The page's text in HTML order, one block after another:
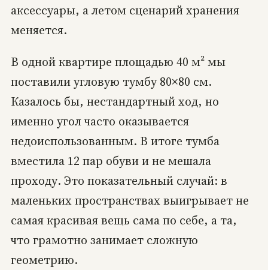
аксессуары, а летом сценарий хранения
меняется.
В одной квартире площадью 40 м² мы
поставили угловую тумбу 80×80 см.
Казалось бы, нестандартный ход, но
именно угол часто оказывается
недоиспользованным. В итоге тумба
вместила 12 пар обуви и не мешала
проходу. Это показательный случай: в
маленьких пространствах выигрывает не
самая красивая вещь сама по себе, а та,
что грамотно занимает сложную
геометрию.